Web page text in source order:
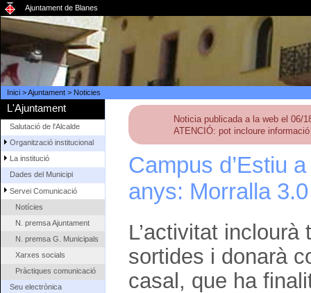
Ajuntament de Blanes
Inici>Ajuntament> Noticies
L'Ajuntament
Salutació de l'Alcalde
Organització institucional
La institució
Dades del Municipi
Servei Comunicació
Notícies
N. premsa Ajuntament
N. premsa G. Municipals
Xarxes socials
Pràctiques comunicació
Seu electrònica
Noticia publicada a la web el 06/
ATENCIÓ: pot incloure
Campus d’Estiu
anys: Morralla 3.0
L’activitat
sortides i donarà
casal, que ha